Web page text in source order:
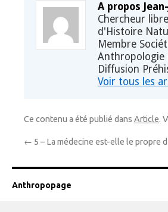
A propos
Chercheur
d'Histoire
Membre
Anthropologie
Diffusion
Voir tous les
Ce contenu a été publié dans Article.
← 5 – La médecine est-elle le propre
Anthropopage